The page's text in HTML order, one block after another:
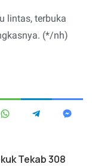
lintas, terbuka
(*/nh)
Tekab 308